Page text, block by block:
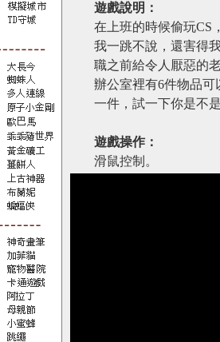
遊戲說明：
在上班的時候偷玩CS
我一跳不說，還害得
職之前給令人厭惡的
辦公室裡有6件物品
一件，試一下你是不
遊戲操作：
滑鼠控制。